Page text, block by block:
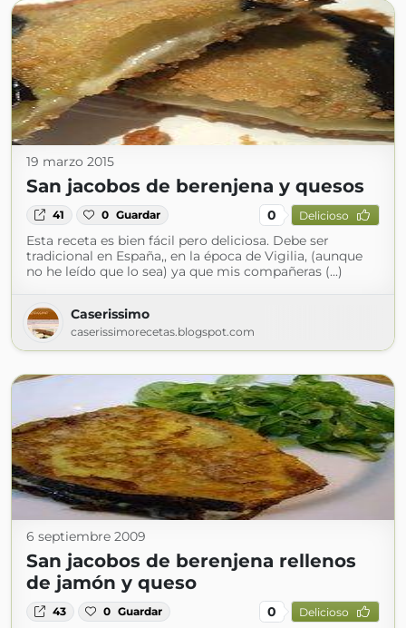
19 marzo 2015
San jacobos de berenjena y quesos
41 0 Guardar 0 Delicioso
Esta receta es bien fácil pero deliciosa. Debe ser
tradicional en España,, en la época de Vigilia, (aunque
no he leído que lo sea) ya que mis compañeras (...)
Caserissimo
caserissimorecetas.blogspot.com
6 septiembre 2009
San jacobos de berenjena rellenos
de jamón y queso
43 0 Guardar 0 Delicioso